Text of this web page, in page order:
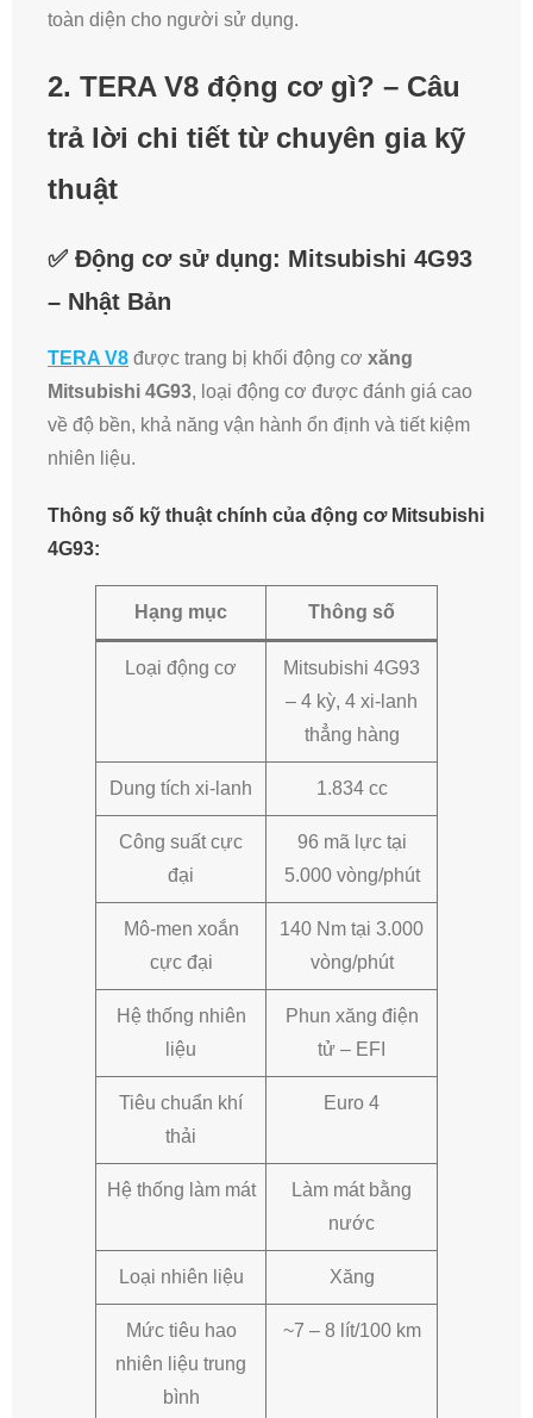
toàn diện cho người sử dụng.
2. TERA V8 động cơ gì? – Câu
trả lời chi tiết từ chuyên gia kỹ
thuật
✅ Động cơ sử dụng: Mitsubishi 4G93
– Nhật Bản
TERA V8 được trang bị khối động cơ xăng
Mitsubishi 4G93, loại động cơ được đánh giá cao
về độ bền, khả năng vận hành ổn định và tiết kiệm
nhiên liệu.
Thông số kỹ thuật chính của động cơ Mitsubishi
4G93:
Hạng mục Thông số
Loại động cơ
Mitsubishi 4G93
– 4 kỳ, 4 xi-lanh
thẳng hàng
Dung tích xi-lanh 1.834 cc
Công suất cực
đại
96 mã lực tại
5.000 vòng/phút
Mô-men xoắn
cực đại
140 Nm tại 3.000
vòng/phút
Hệ thống nhiên
liệu
Phun xăng điện
tử – EFI
Tiêu chuẩn khí
thải
Euro 4
Hệ thống làm mát
Làm mát bằng
nước
Loại nhiên liệu Xăng
Mức tiêu hao
nhiên liệu trung
bình
~7 – 8 lít/100 km